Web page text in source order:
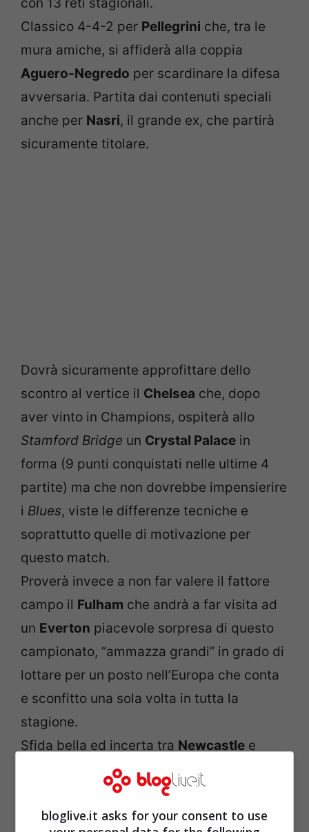
Classico 4-4-2 per Pellegrini che, tra le
mura amiche, si affiderà alla coppia
Aguero-Negredo per scardinare la difesa
avversaria. Partita dai contenuti speciali
anche per Nasri, il grande ex, che partirà
sicuramente titolare.
Dovrà sicuramente approfittare dello
scontro al vertice il Chelsea che, dopo
aver vinto in Champions, ospiterà allo
Stamford Bridge un Crystal Palace in
forma (9 punti conquistati nelle ultime 4
partite) ma che non dovrebbe impensierire
i Blues, viste le differenze tecniche e
soprattutto quelle di motivazione per
questo match.
Proverà invece a non far valere il fattore
campo il Fulham che andrà a far visita ad
un Everton piacevole sorpresa di questo
campionato, “ammazza grandi” in grado di
lottare per un posto nell’Europa che conta
e sconfitto una sola volta in tutta la
stagione.
Sfida bella ed incerta tra Newcastle e
, due squadre divise da soli
tre punti che giocheranno a viso aperto
per avere la meglio l’una sull’altra. Previsti
bloglive.it asks for your consent to use